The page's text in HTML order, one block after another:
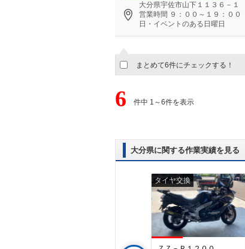
大分県宇佐市山下１１３６－１
営業時間 ９：００～１９：００
日・イベントのある日曜日
まとめて6件にチェックする！
6 件中 1～6件を表示
大分県に関する作業実績を見る
タイヤ交換